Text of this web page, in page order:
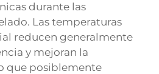
durante las
Las temperaturas
reducen generalmente
y mejoran la
que posiblemente